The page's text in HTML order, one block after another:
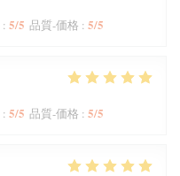
: 5/5 品質-価格 : 5/5
: 5/5 品質-価格 : 5/5